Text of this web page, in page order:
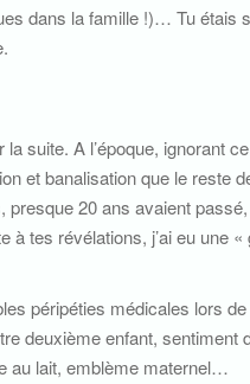
dans la famille !)… Tu étais
suite. A l’époque, ignorant ce
et banalisation que le reste
presque 20 ans avaient
à tes révélations, j’ai eu une
péripéties médicales lors
deuxième enfant, sentiment
au lait, emblème maternel…